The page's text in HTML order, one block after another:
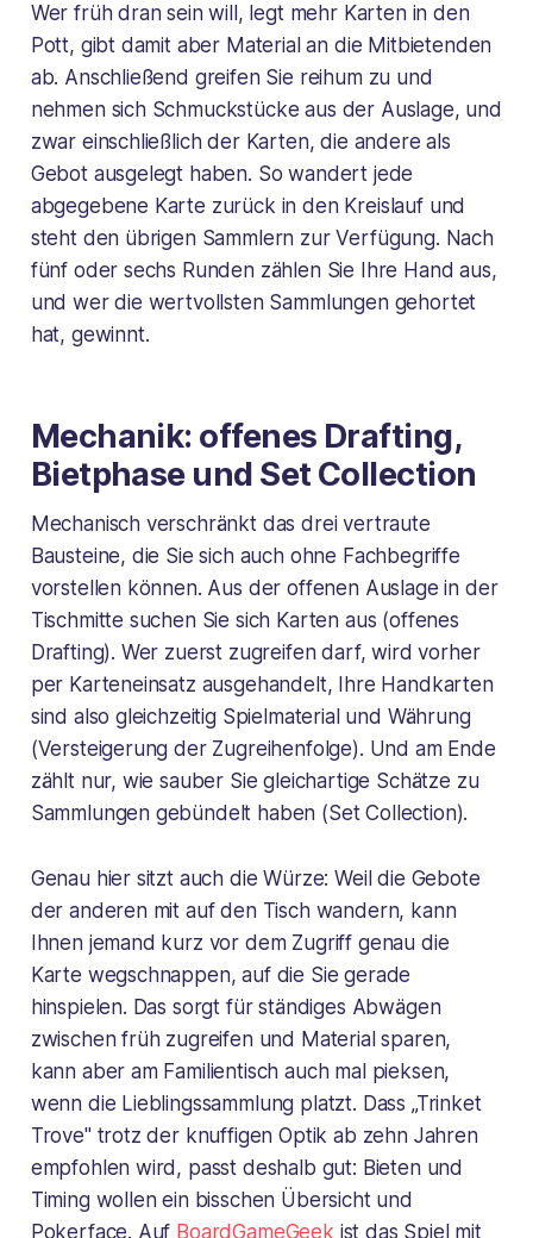
Wer früh dran sein will, legt mehr Karten in den
Pott, gibt damit aber Material an die Mitbietenden
ab. Anschließend greifen Sie reihum zu und
nehmen sich Schmuckstücke aus der Auslage, und
zwar einschließlich der Karten, die andere als
Gebot ausgelegt haben. So wandert jede
abgegebene Karte zurück in den Kreislauf und
steht den übrigen Sammlern zur Verfügung. Nach
fünf oder sechs Runden zählen Sie Ihre Hand aus,
und wer die wertvollsten Sammlungen gehortet
hat, gewinnt.
Mechanik: offenes Drafting,
Bietphase und Set Collection
Mechanisch verschränkt das drei vertraute
Bausteine, die Sie sich auch ohne Fachbegriffe
vorstellen können. Aus der offenen Auslage in der
Tischmitte suchen Sie sich Karten aus (offenes
Drafting). Wer zuerst zugreifen darf, wird vorher
per Karteneinsatz ausgehandelt, Ihre Handkarten
sind also gleichzeitig Spielmaterial und Währung
(Versteigerung der Zugreihenfolge). Und am Ende
zählt nur, wie sauber Sie gleichartige Schätze zu
Sammlungen gebündelt haben (Set Collection).
Genau hier sitzt auch die Würze: Weil die Gebote
der anderen mit auf den Tisch wandern, kann
Ihnen jemand kurz vor dem Zugriff genau die
Karte wegschnappen, auf die Sie gerade
hinspielen. Das sorgt für ständiges Abwägen
zwischen früh zugreifen und Material sparen,
kann aber am Familientisch auch mal pieksen,
wenn die Lieblingssammlung platzt. Dass „Trinket
Trove" trotz der knuffigen Optik ab zehn Jahren
empfohlen wird, passt deshalb gut: Bieten und
Timing wollen ein bisschen Übersicht und
Pokerface. Auf BoardGameGeek ist das Spiel mit